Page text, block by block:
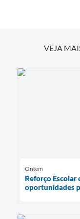
VEJA
Ontem
Reforço Escolar
oportunidades